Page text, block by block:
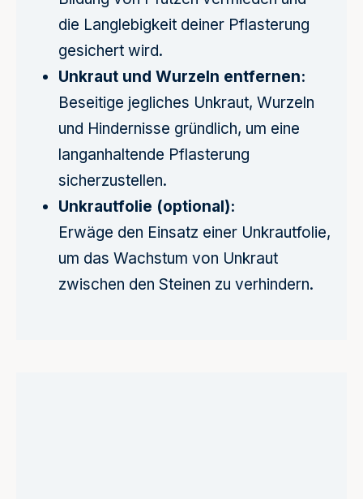
die Langlebigkeit deiner Pflasterung
gesichert wird.
Unkraut und Wurzeln entfernen:
Beseitige jegliches Unkraut, Wurzeln
und Hindernisse gründlich, um eine
langanhaltende Pflasterung
sicherzustellen.
Unkrautfolie (optional):
Erwäge den Einsatz einer Unkrautfolie,
um das Wachstum von Unkraut
zwischen den Steinen zu verhindern.